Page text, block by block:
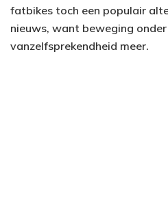
fatbikes toch een populair
nieuws, want beweging
vanzelfsprekendheid meer.